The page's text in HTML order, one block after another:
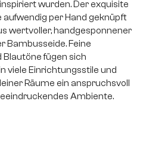
wurden. Der exquisite
aufwendig per Hand geknüpft
wertvoller, handgesponnener
Bambusseide. Feine
fügen sich
viele Einrichtungsstile und
Räume ein anspruchsvoll
Ambiente.